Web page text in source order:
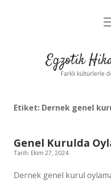
Yasal
Egzotik
Farklı kültürlerle
Etiket: Dernek genel
Genel Kurulda
Tarih: Ekim 27, 2024
Dernek genel kurul oylama